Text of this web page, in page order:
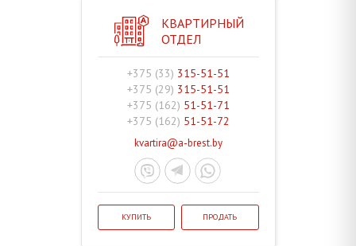
КВАРТИРНЫЙ
ОТДЕЛ
+375 (33) 315-51-51
+375 (29) 315-51-51
+375 (162) 51-51-71
+375 (162) 51-51-72
kvartira@a-brest.by
КУПИТЬ ПРОДАТЬ